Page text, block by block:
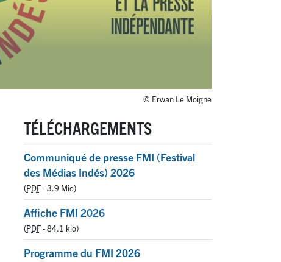
© Erwan Le Moigne
TÉLÉCHARGEMENTS
Communiqué de presse FMI (Festival
des Médias Indés) 2026
(PDF-3.9 Mio)
Affiche FMI 2026
(PDF-84.1 kio)
Programme du FMI 2026